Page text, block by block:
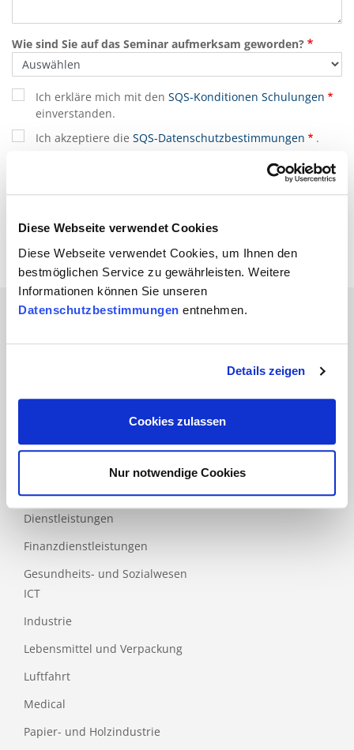
Diese Webseite verwendet Cookies
Diese Webseite verwendet Cookies, um Ihnen den
bestmöglichen Service zu gewährleisten. Weitere
Informationen können Sie unseren
Datenschutzbestimmungen entnehmen.
Details zeigen
Cookies zulassen
Nur notwendige Cookies
Wie sind Sie auf das Seminar aufmerksam geworden?
Ich erkläre mich mit den SQS-Konditionen Schulungen
einverstanden.
Ich akzeptiere die SQS-Datenschutzbestimmungen .
Dienstleistungen
Finanzdienstleistungen
Gesundheits- und Sozialwesen
ICT
Industrie
Lebensmittel und Verpackung
Luftfahrt
Medical
Papier- und Holzindustrie